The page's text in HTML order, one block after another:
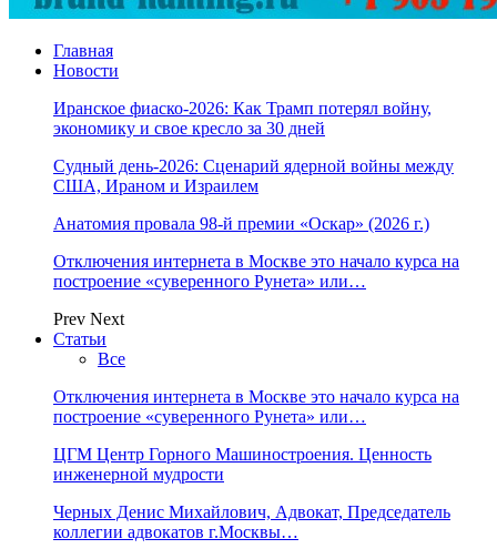
Главная
Новости
Иранское фиаско-2026: Как Трамп потерял войну,
экономику и свое кресло за 30 дней
Судный день-2026: Сценарий ядерной войны между
США, Ираном и Израилем
Анатомия провала 98-й премии «Оскар» (2026 г.)
Отключения интернета в Москве это начало курса на
построение «суверенного Рунета» или…
Prev Next
Статьи
Все
Отключения интернета в Москве это начало курса на
построение «суверенного Рунета» или…
ЦГМ Центр Горного Машиностроения. Ценность
инженерной мудрости
Черных Денис Михайлович, Адвокат, Председатель
коллегии адвокатов г.Москвы…